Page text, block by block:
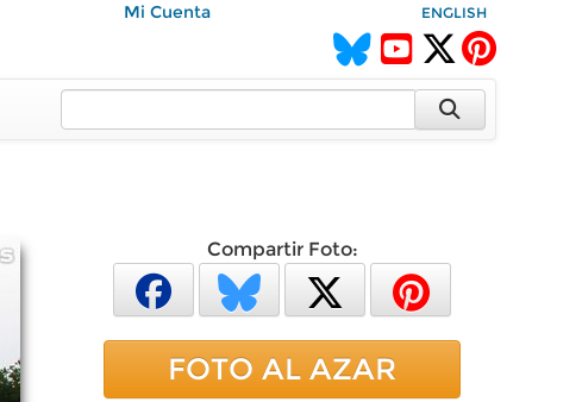
Mi Cuenta ENGLISH
Compartir Foto:
FOTO AL AZAR